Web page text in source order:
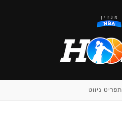
תפריט ניווט